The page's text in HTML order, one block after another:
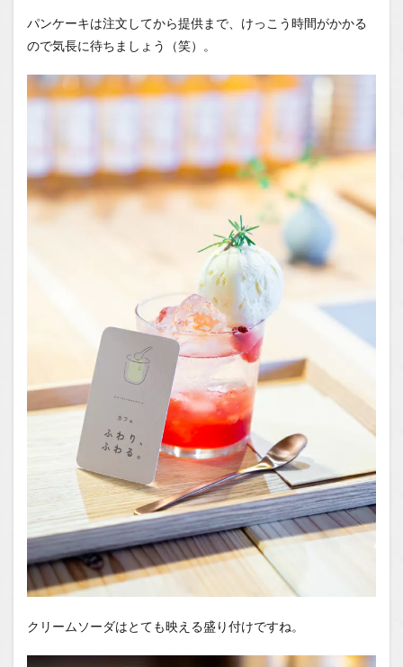
パンケーキは注文してから提供まで、けっこう時間がかかる
ので気長に待ちましょう（笑）。
クリームソーダはとても映える盛り付けですね。